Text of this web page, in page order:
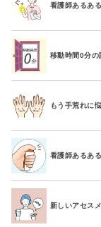
看護師あるあ
移動時間0分の
もう手荒れに
看護師あるあ
新しいアセス